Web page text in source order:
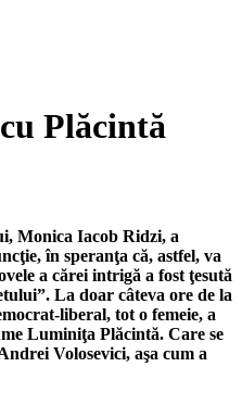
Plăcintă
Monica Iacob Ridzi, a
în speranţa că, astfel, va
a cărei intrigă a fost ţesută
La doar câteva ore de la
liberal, tot o femeie, a
Luminiţa Plăcintă. Care se
Volosevici, aşa cum a